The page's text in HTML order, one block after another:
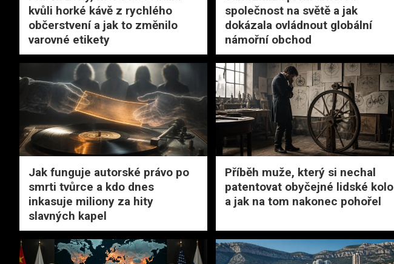
kvůli horké kávě z rychlého
občerstvení a jak to změnilo
varovné etikety
společnost na světě a jak
dokázala ovládnout globální
námořní obchod
Jak funguje autorské právo po
smrti tvůrce a kdo dnes
inkasuje miliony za hity
slavných kapel
Příběh muže, který si nechal
patentovat obyčejné lidské kolo
a jak na tom nakonec pohořel